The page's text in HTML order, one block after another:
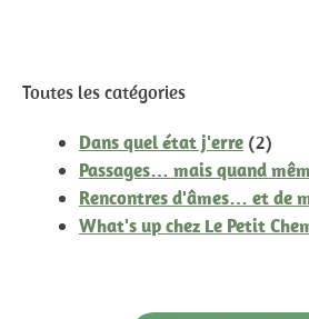
Toutes les catégories
Dans quel état j'erre (2)
Passages… mais quand
Rencontres d'âmes… et de
What's up chez Le Petit